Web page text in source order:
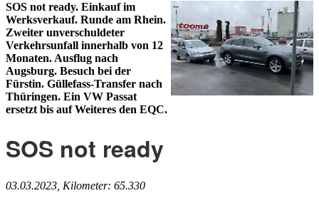
SOS not ready. Einkauf im
Werksverkauf. Runde am Rhein.
Zweiter unverschuldeter
Verkehrsunfall innerhalb von 12
Monaten. Ausflug nach
Augsburg. Besuch bei der
Fürstin. Güllefass-Transfer nach
Thüringen. Ein VW Passat
ersetzt bis auf Weiteres den EQC.
SOS not ready
03.03.2023, Kilometer: 65.330